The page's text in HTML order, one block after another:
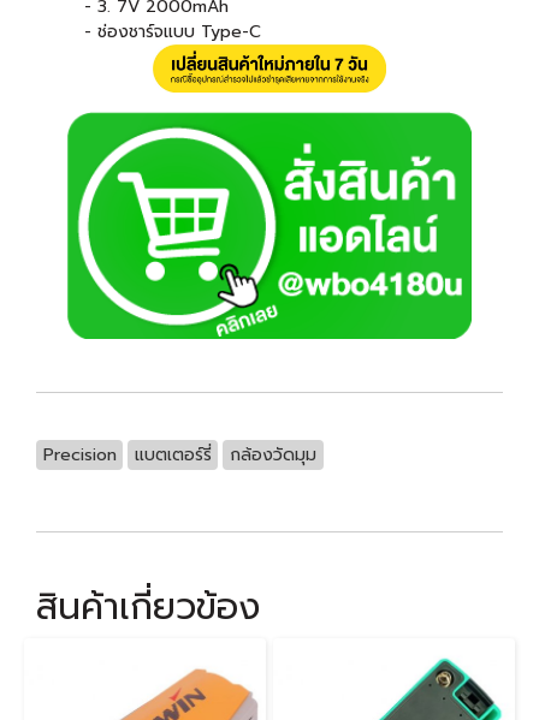
- 3. 7V 2000mAh
- ช่องชาร์จแบบ Type-C
Precision แบตเตอร์รี่ กล้องวัดมุม
สินค้าเกี่ยวข้อง